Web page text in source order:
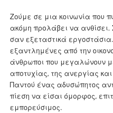
Ζούμε σε μια κοινωνία που
ακόμη προλάβει να ανθίσει.
σαν εξεταστικά
εξαντλημένες από την
άνθρωποι που μεγαλώνουν
αποτυχίας, της ανεργίας
Παντού ένας αδυσώπητος
πίεση να είσαι όμορφος,
εμπορεύσιμος.